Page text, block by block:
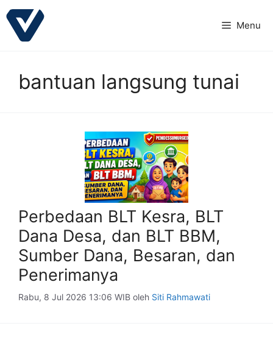
Langsung
ke
Menu
bantuan langsung tunai
Perbedaan BLT Kesra, BLT
Dana Desa, dan BLT BBM,
Sumber Dana, Besaran, dan
Penerimanya
Rabu, 8 Jul 2026 13:06 WIB oleh Siti Rahmawati